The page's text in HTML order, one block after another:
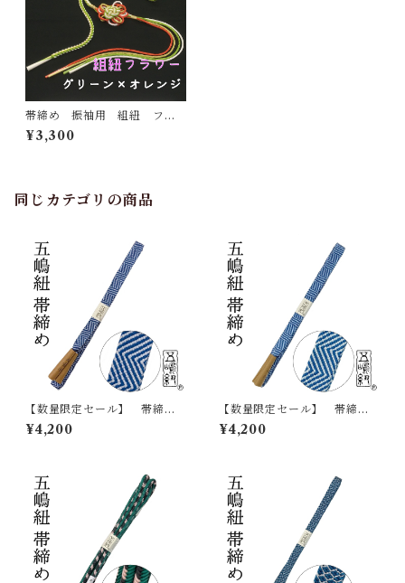
帯締め 振袖用 組紐 フラ
ワー グリーン×オレンジ 手
組み 正絹
¥3,300
同じカテゴリの商品
【数量限定セール】 帯締
め 五嶋紐 江戸組紐 帯
〆 おびじめ 正絹 日本
¥4,200
【数量限定セール】 帯締
め 五嶋紐 江戸組紐 帯
〆 おびじめ 正絹 日本
¥4,200